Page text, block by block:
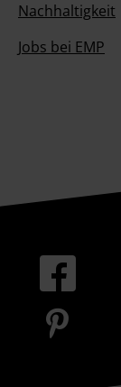
Nachhaltigkeit
Jobs bei EMP